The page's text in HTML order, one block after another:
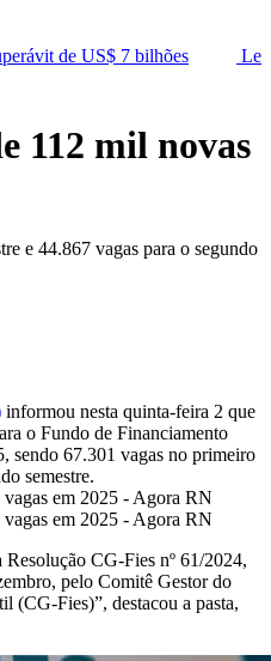
Lei que aumenta
112 mil novas
e 44.867 vagas para o segundo
informou nesta quinta-feira 2 que
o Fundo de Financiamento
sendo 67.301 vagas no primeiro
semestre.
CG-Fies nº 61/2024,
pelo Comitê Gestor do
(CG-Fies)”, destacou a pasta,